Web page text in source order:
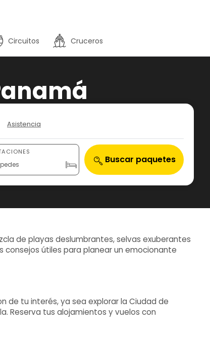
Circuitos Cruceros
Asistencia
Buscar paquetes
de playas deslumbrantes, selvas exuberantes
consejos útiles para planear un emocionante
de tu interés, ya sea explorar la Ciudad de
Reserva tus alojamientos y vuelos con